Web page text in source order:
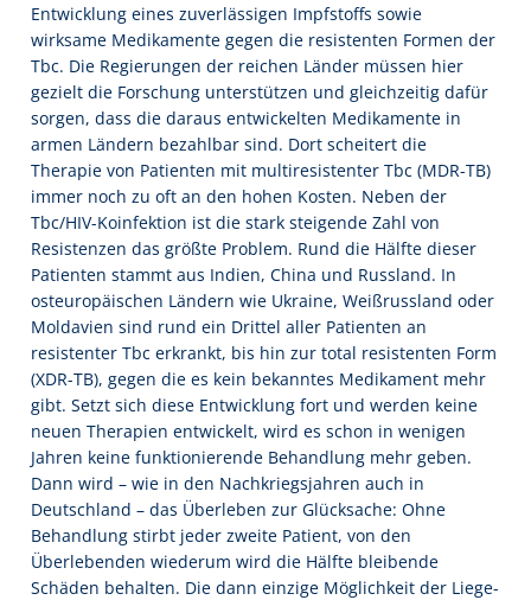
Entwicklung eines zuverlässigen Impfstoffs sowie
wirksame Medikamente gegen die resistenten Formen der
Tbc. Die Regierungen der reichen Länder müssen hier
gezielt die Forschung unterstützen und gleichzeitig dafür
sorgen, dass die daraus entwickelten Medikamente in
armen Ländern bezahlbar sind. Dort scheitert die
Therapie von Patienten mit multiresistenter Tbc (MDR-TB)
immer noch zu oft an den hohen Kosten. Neben der
Tbc/HIV-Koinfektion ist die stark steigende Zahl von
Resistenzen das größte Problem. Rund die Hälfte dieser
Patienten stammt aus Indien, China und Russland. In
osteuropäischen Ländern wie Ukraine, Weißrussland oder
Moldavien sind rund ein Drittel aller Patienten an
resistenter Tbc erkrankt, bis hin zur total resistenten Form
(XDR-TB), gegen die es kein bekanntes Medikament mehr
gibt. Setzt sich diese Entwicklung fort und werden keine
neuen Therapien entwickelt, wird es schon in wenigen
Jahren keine funktionierende Behandlung mehr geben.
Dann wird – wie in den Nachkriegsjahren auch in
Deutschland – das Überleben zur Glücksache: Ohne
Behandlung stirbt jeder zweite Patient, von den
Überlebenden wiederum wird die Hälfte bleibende
Schäden behalten. Die dann einzige Möglichkeit der Liege-